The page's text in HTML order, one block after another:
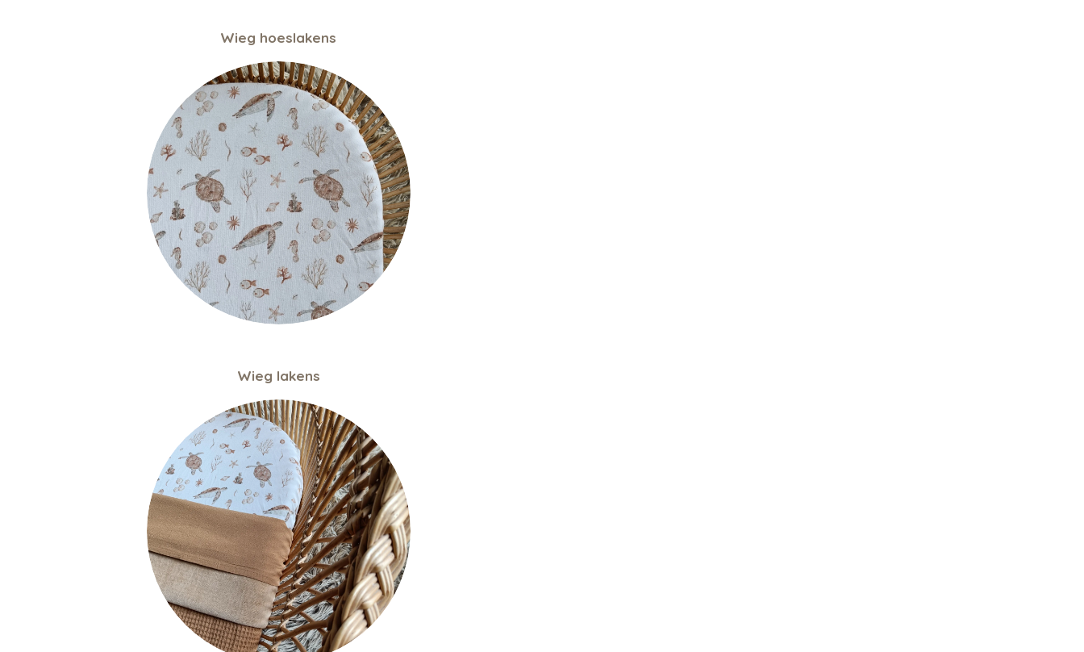
Wieg hoeslakens
Wieg lakens